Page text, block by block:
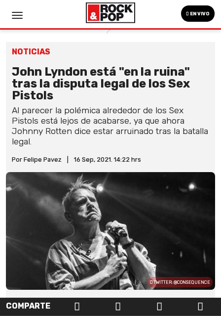
EN VIVO
NOTICIAS
John Lyndon está "en la ruina"
tras la disputa legal de los Sex
Pistols
Al parecer la polémica alrededor de los Sex
Pistols está lejos de acabarse, ya que ahora
Johnny Rotten dice estar arruinado tras la batalla
legal.
Por Felipe Pavez 16 Sep, 2021. 14:22 hrs
TWITTER: @CONSEQUENCE
COMPARTE